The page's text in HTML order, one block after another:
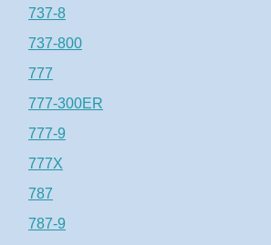
737-8
737-800
777
777-300ER
777-9
777X
787
787-9